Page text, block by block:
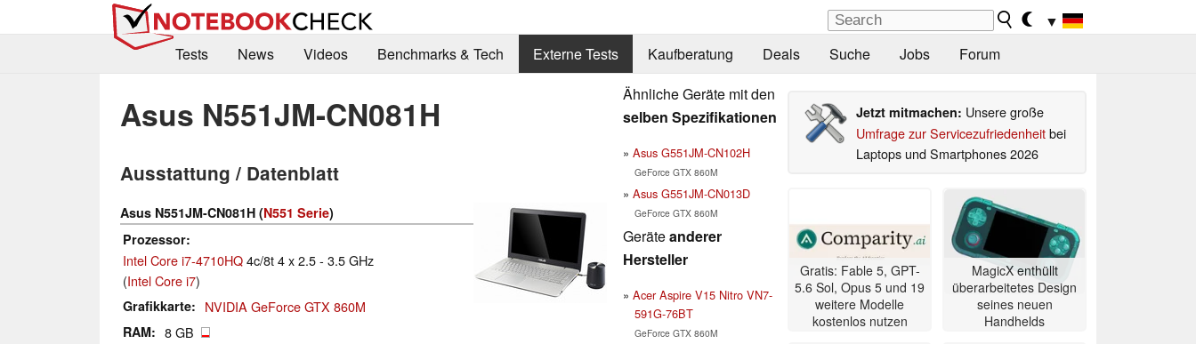
▼
Tests
News Videos Benchmarks & Tech Externe Tests Kaufberatung Deals Suche Jobs Forum
Asus N551JM-CN081H
Ausstattung / Datenblatt
Asus N551JM-CN081H (N551 Serie)
Prozessor
Intel Core i7-4710HQ4c/8t 4 x 2.5 - 3.5 GHz
(Intel Core i7)
Grafikkarte NVIDIA GeForce GTX 860M
RAM 8 GB
Ähnliche Geräte mit den
selben Spezifikationen
Asus G551JM-CN102H
GeForce GTX 860M
Asus G551JM-CN013D
GeForce GTX 860M
Geräteanderer
Hersteller
Acer Aspire V15 Nitro VN7-
591G-76BT
GeForce GTX 860M
Jetzt mitmachen: Unsere große
Umfrage zur Servicezufriedenheitbei
Laptops und Smartphones 2026
Gratis: Fable 5, GPT-
5.6 Sol, Opus 5 und 19
weitere Modelle
kostenlos nutzen
MagicX enthüllt
überarbeitetes Design
seines neuen
Handhelds